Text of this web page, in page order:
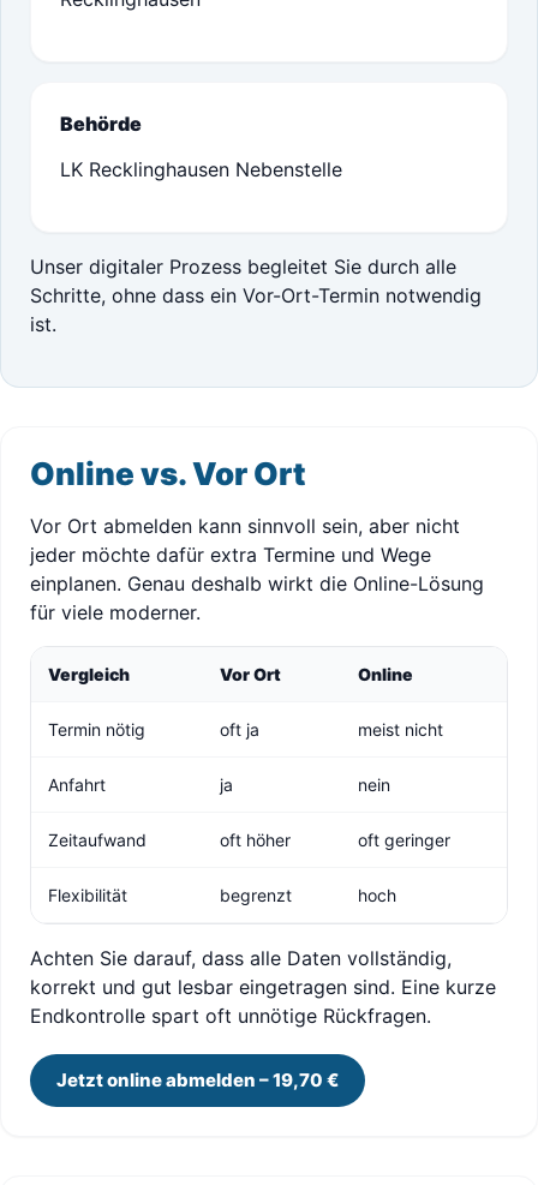
Behörde
LK Recklinghausen Nebenstelle
Unser digitaler Prozess begleitet Sie durch alle
Schritte, ohne dass ein Vor-Ort-Termin notwendig
ist.
Online vs. Vor Ort
Vor Ort abmelden kann sinnvoll sein, aber nicht
jeder möchte dafür extra Termine und Wege
einplanen. Genau deshalb wirkt die Online-Lösung
für viele moderner.
Vergleich Vor Ort Online
Termin nötig oft ja meist nicht
Anfahrt ja nein
Zeitaufwand oft höher oft geringer
Flexibilität begrenzt hoch
Achten Sie darauf, dass alle Daten vollständig,
korrekt und gut lesbar eingetragen sind. Eine kurze
Endkontrolle spart oft unnötige Rückfragen.
Jetzt online abmelden – 19,70 €